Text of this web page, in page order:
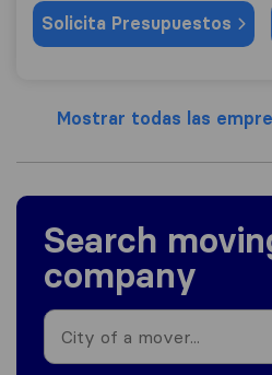
Solicita Presupuestos
Mostrar todas las
Search
company